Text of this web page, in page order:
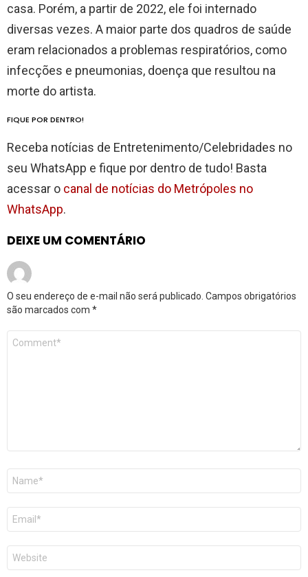
casa. Porém, a partir de 2022, ele foi internado
diversas vezes. A maior parte dos quadros de saúde
eram relacionados a problemas respiratórios, como
infecções e pneumonias, doença que resultou na
morte do artista.
FIQUE POR DENTRO!
Receba notícias de Entretenimento/Celebridades no
seu WhatsApp e fique por dentro de tudo! Basta
acessar o canal de notícias do Metrópoles no
WhatsApp.
DEIXE UM COMENTÁRIO
O seu endereço de e-mail não será publicado. Campos obrigatórios
são marcados com *
Comentário
Nome
E-
mail
*
Site